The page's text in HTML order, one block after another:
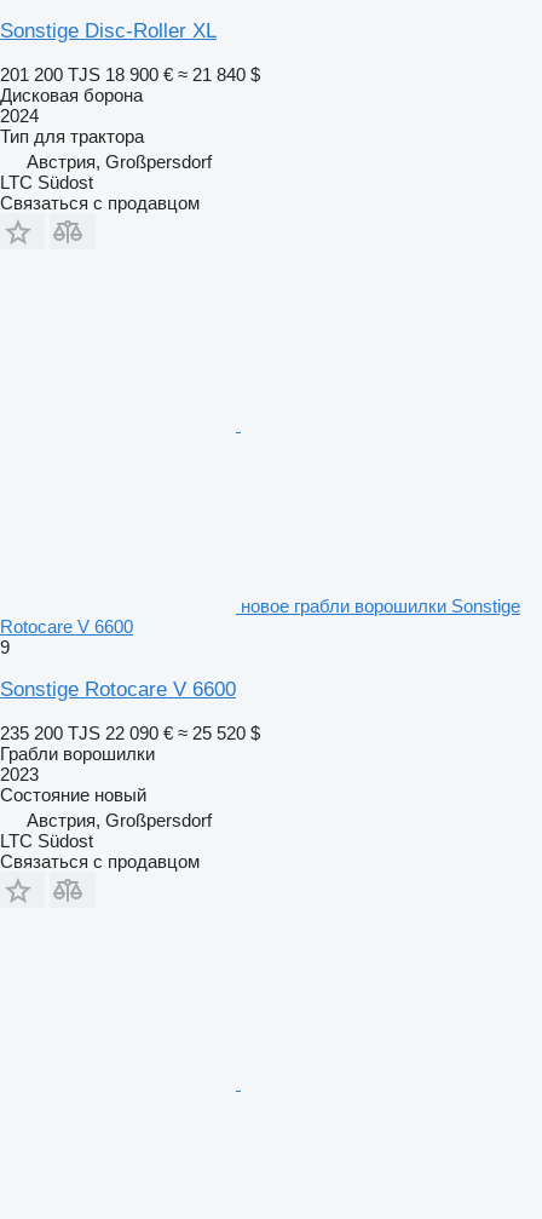
Sonstige Disc-Roller XL
201 200 TJS 18 900 € ≈ 21 840 $
Дисковая борона
2024
Тип для трактора
Австрия, Großpersdorf
LTC Südost
Связаться с продавцом
новое грабли ворошилки Sonstige
Rotocare V 6600
9
Sonstige Rotocare V 6600
235 200 TJS 22 090 € ≈ 25 520 $
Грабли ворошилки
2023
Состояние новый
Австрия, Großpersdorf
LTC Südost
Связаться с продавцом